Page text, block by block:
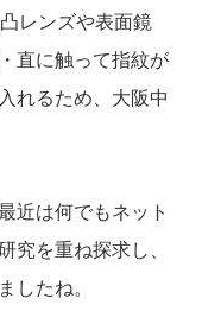
レンズや表面鏡
直に触って指紋が
れるため、大阪中
近は何でもネット
究を重ね探求し、
したね。